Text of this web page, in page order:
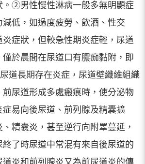
。②男性慢性淋病一般多無明顯症
低，如過度疲勞、飲酒、性交
症狀，但較急性期炎症輕，尿道
於晨間在尿道口有膿痂黏附，即
道長期存在炎症，尿道壁纖維組織
尿道形成多處瘢痕時，使分泌物
症易向後尿道、前列腺及精囊擴
精囊炎，甚至逆行向附睪蔓延，
了時尿道中常混有來自後尿道的
道炎和前列腺炎又為前尿道炎的傳